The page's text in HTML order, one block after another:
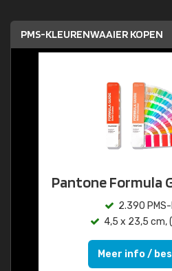
PMS-KLEURENWAAIER KOPEN
Pantone Formula
2.390
4,5 x 23,5 cm,
Meer info /